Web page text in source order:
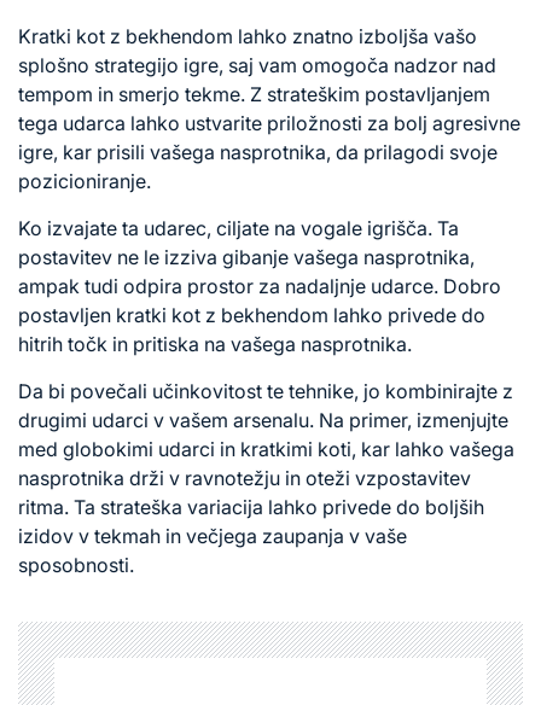
Kratki kot z bekhendom lahko znatno izboljša vašo
splošno strategijo igre, saj vam omogoča nadzor nad
tempom in smerjo tekme. Z strateškim postavljanjem
tega udarca lahko ustvarite priložnosti za bolj agresivne
igre, kar prisili vašega nasprotnika, da prilagodi svoje
pozicioniranje.
Ko izvajate ta udarec, ciljate na vogale igrišča. Ta
postavitev ne le izziva gibanje vašega nasprotnika,
ampak tudi odpira prostor za nadaljnje udarce. Dobro
postavljen kratki kot z bekhendom lahko privede do
hitrih točk in pritiska na vašega nasprotnika.
Da bi povečali učinkovitost te tehnike, jo kombinirajte z
drugimi udarci v vašem arsenalu. Na primer, izmenjujte
med globokimi udarci in kratkimi koti, kar lahko vašega
nasprotnika drži v ravnotežju in oteži vzpostavitev
ritma. Ta strateška variacija lahko privede do boljših
izidov v tekmah in večjega zaupanja v vaše
sposobnosti.